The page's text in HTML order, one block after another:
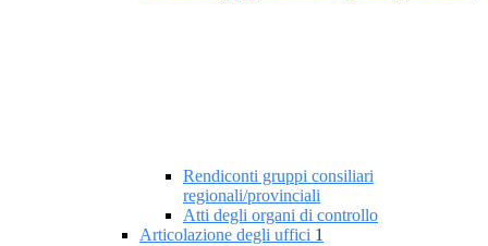
Rendiconti gruppi consiliari
regionali/provinciali
Atti degli organi di controllo
Articolazione degli uffici 1